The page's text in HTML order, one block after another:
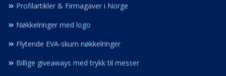
Profilartikler & Firmagaver i Norge
Nøkkelringer med logo
Flytende EVA-skum nøkkelringer
Billige giveaways med trykk til messer